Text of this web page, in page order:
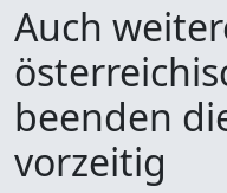
Auch
beenden
vorzeitig